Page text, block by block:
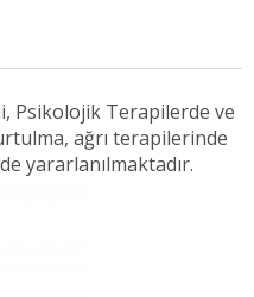
Psikolojik Terapilerde ve
ağrı terapilerinde
yararlanılmaktadır.